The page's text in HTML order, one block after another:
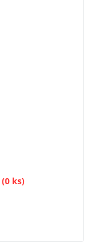
(0 ks)